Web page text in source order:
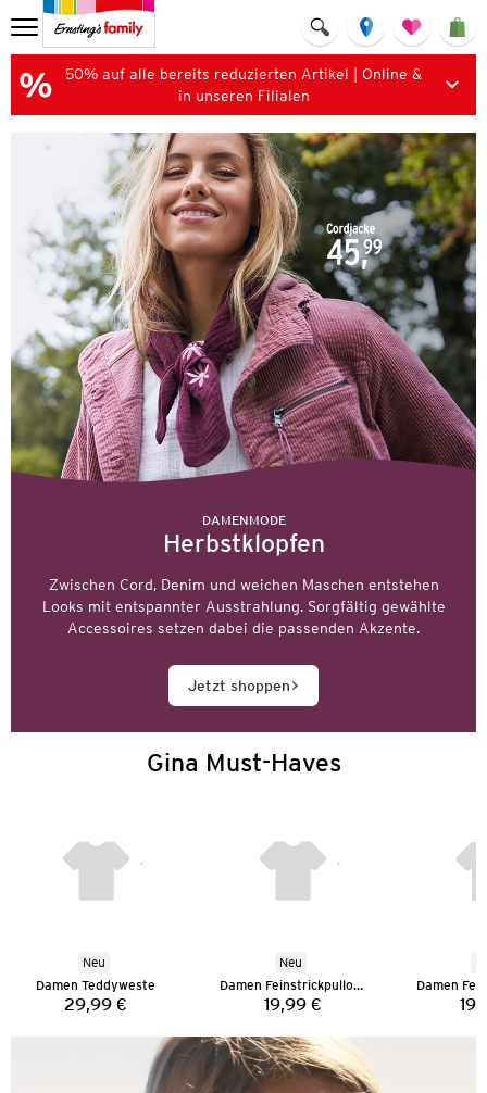
50% auf alle bereits reduzierten Artikel | Online &
in unseren Filialen
DAMENMODE
Herbstklopfen
Zwischen Cord, Denim und weichen Maschen entstehen
Looks mit entspannter Ausstrahlung. Sorgfältig gewählte
Accessoires setzen dabei die passenden Akzente.
Jetzt shoppen
Gina Must-Haves
Neu
Damen Teddyweste
Preis:
29,99 €
Neu
Damen Feinstrickpullover
Preis:
19,99 €